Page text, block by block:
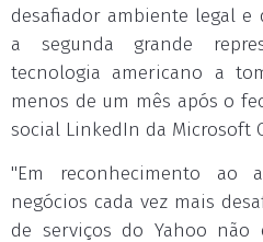
desafiador ambiente legal e
a segunda grande
tecnologia americano a
menos de um mês após o
social LinkedIn da Microsoft
"Em reconhecimento ao
negócios cada vez mais
de serviços do Yahoo não